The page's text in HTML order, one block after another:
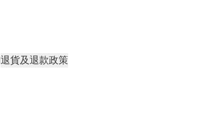
退貨及退款政策